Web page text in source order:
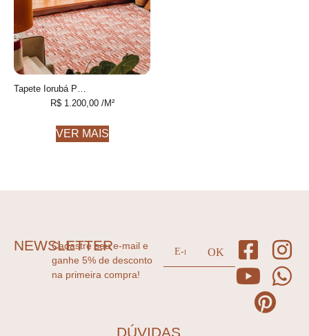
Tapete Iorubá Personalizável geométrico feito à mão, 100% algodão reciclado
R$1.200,00/M²
VER MAIS
NEWSLETTER
Cadastre seu e-mail e
ganhe 5% de desconto
na primeira compra!
DÚVIDAS